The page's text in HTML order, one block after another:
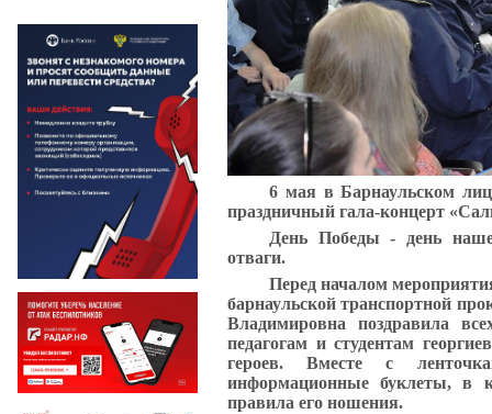
6 мая в Барнаульском
праздничный гала-концерт
День Победы - день
отваги.
Перед началом
барнаульской транспортной
Владимировна поздравила
педагогам и студентам
героев. Вместе с
информационные буклеты, в
правила его ношения.